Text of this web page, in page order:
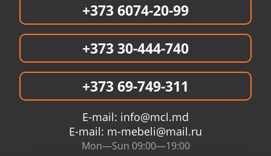
+373 6074-20-99
+373 30-444-740
+373 69-749-311
E-mail: info@mcl.md
E-mail: m-mebeli@mail.ru
Mon—Sun 09:00—19:00